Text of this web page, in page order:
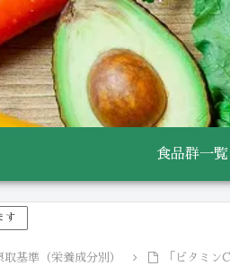
食品群一覧
す
取基準（栄養成分別） 「ビタミン